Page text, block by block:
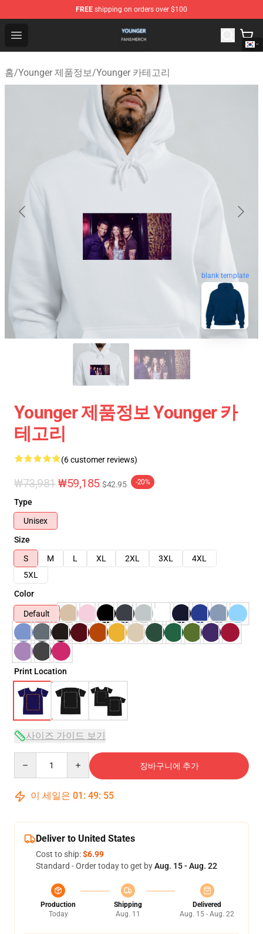
FREE shipping on orders over $100
Open menu
Younger Shop - Official Younger Merchandise Store
홈/Younger 제품정보/Younger 카테고리
blank template
Younger 제품정보 Younger 카
테고리
(6 customer reviews)
₩73,981 ₩59,185 $42.95 -20%
Type
Unisex
Size
S
M L XL 2XL 3XL
4XL
5XL
Color
Default
Print Location
사이즈 가이드 보기
장바구니에 추가
이 세일은 01 : 49: 54
Deliver to United States
Cost to ship:$6.99
Standard - Order today to get byAug. 15 - Aug. 22
Production
Today
Shipping
Aug. 11
Delivered
Aug. 15 - Aug. 22